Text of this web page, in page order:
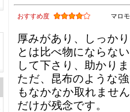
おすすめ度 マロ
厚みがあり、しっか
とは比べ物にならな
して下さり、助かり
ただ、昆布のような
もなかなか取れませ
だけが残念です。